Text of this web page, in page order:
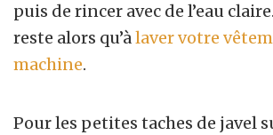
puis de rincer avec de l’eau
reste alors qu’àlaver votre
machine.
Pour les petites taches de javel